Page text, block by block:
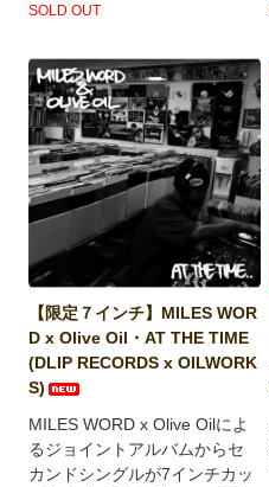
SOLD OUT
【限定７インチ】MILES WOR
D x Olive Oil・AT THE TIME
(DLIP RECORDS x OILWORK
S)
MILES WORD x Olive Oilによ
るジョイントアルバムからセ
カンドシングルが7インチカッ